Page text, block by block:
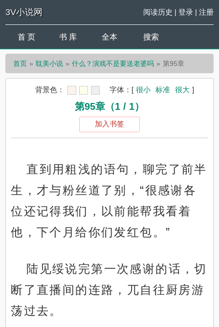
3V小说网 阅读历史 | 登录| 注册
首 页 书 库 全本 搜索
首页 耽美小说 什么？演戏不是要送老婆吗 第95章
背景色： 字体： [ 很小 标准 很大 ]
第95章（1 / 1）
加入书签
直到用粗浅的语句，聊完了前半
生，才与粉丝道了别，“很感谢各
位还记得我们，以前能帮我看着
他，下个月给你们发红包。”
陆见绥说完第一次感谢的话，切
断了直播间的连路，兀自往厨房游
荡过去。